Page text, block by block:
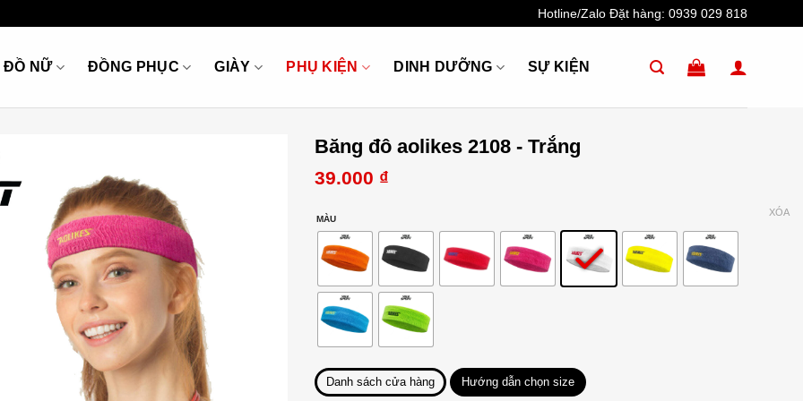
Hotline/Zalo Đặt hàng: 0939 029 818
ĐỒ NỮ ĐỒNG PHỤC GIÀY PHỤ KIỆN DINH DƯỠNG SỰ KIỆN
Băng đô aolikes 2108 - Trắng
39.000 ₫
MÀU
XÓA
Danh sách cửa hàng Hướng dẫn chọn size